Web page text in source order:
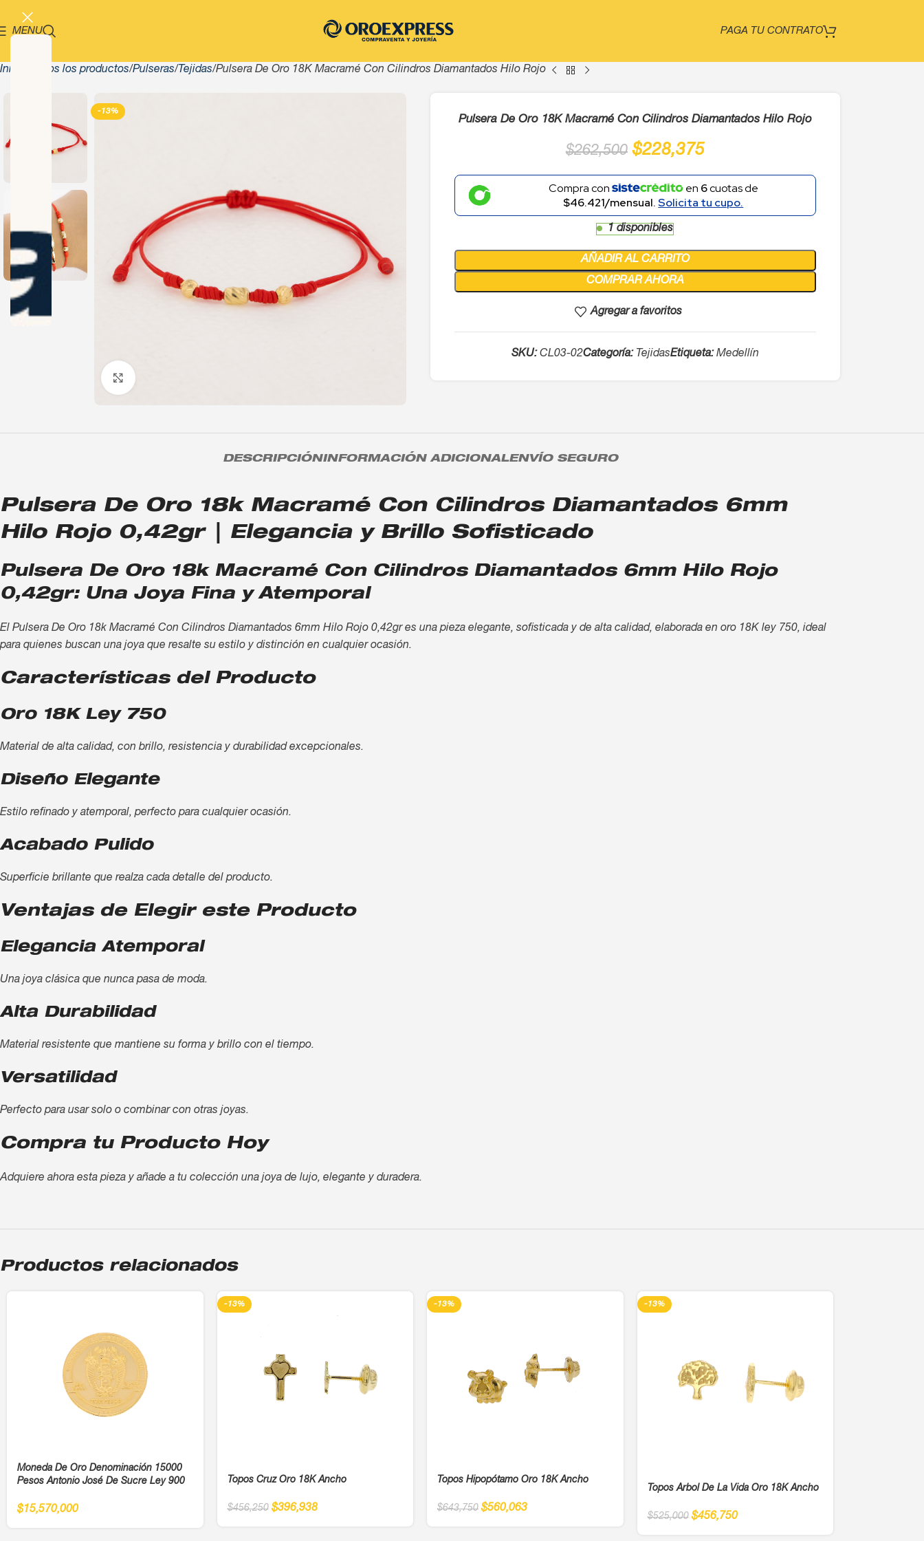
MENU PAGA TU CONTRATO
Inicio Todos los productos Pulseras Tejidas Pulsera De Oro 18K Macramé Con Cilindros Diamantados Hilo Rojo
-13%
Pulsera De Oro 18K Macramé Con Cilindros Diamantados Hilo Rojo
$262,500 $228,375
Compra con en 6cuotas de
$46.421/mensual.Solicita tu cupo.
1 disponibles
AÑADIR AL CARRITO
COMPRAR AHORA
Agregar a favoritos
SKU:CL03-02Categoría: TejidasEtiqueta: Medellín
DESCRIPCIÓNINFORMACIÓN ADICIONALENVÍO SEGURO
Pulsera De Oro 18k Macramé Con Cilindros Diamantados 6mm
Hilo Rojo 0,42gr | Elegancia y Brillo Sofisticado
Pulsera De Oro 18k Macramé Con Cilindros Diamantados 6mm Hilo Rojo
0,42gr: Una Joya Fina y Atemporal
El Pulsera De Oro 18k Macramé Con Cilindros Diamantados 6mm Hilo Rojo 0,42gr es una pieza elegante, sofisticada y de alta calidad, elaborada en oro 18K ley 750, ideal
para quienes buscan una joya que resalte su estilo y distinción en cualquier ocasión.
Características del Producto
Oro 18K Ley 750
Material de alta calidad, con brillo, resistencia y durabilidad excepcionales.
Diseño Elegante
Estilo refinado y atemporal, perfecto para cualquier ocasión.
Acabado Pulido
Superficie brillante que realza cada detalle del producto.
Ventajas de Elegir este Producto
Elegancia Atemporal
Una joya clásica que nunca pasa de moda.
Alta Durabilidad
Material resistente que mantiene su forma y brillo con el tiempo.
Versatilidad
Perfecto para usar solo o combinar con otras joyas.
Compra tu Producto Hoy
Adquiere ahora esta pieza y añade a tu colección una joya de lujo, elegante y duradera.
Productos relacionados
Moneda De Oro Denominación 15000
Pesos Antonio José De Sucre Ley 900
$15,570,000
-13%
Topos Cruz Oro 18K Ancho
$456,250 $396,938
-13%
Topos Hipopótamo Oro 18K Ancho
$643,750 $560,063
-13%
Topos Árbol De La Vida Oro 18K Ancho
$525,000 $456,750